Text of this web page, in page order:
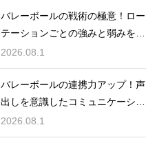
バレーボールの戦術の極意！ロー
テーションごとの強みと弱みを徹
底分析
2026.08.1
バレーボールの連携力アップ！声
出しを意識したコミュニケーショ
ン練習
2026.08.1